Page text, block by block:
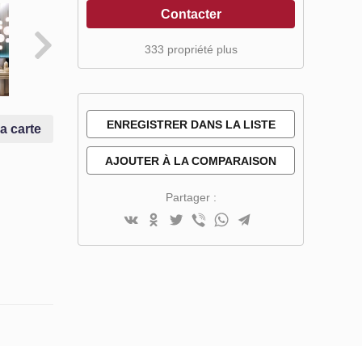
carte
Contacter
333 propriété plus
ENREGISTRER DANS LA LISTE
DE SOUHAITS
AJOUTER À LA COMPARAISON
Partager :